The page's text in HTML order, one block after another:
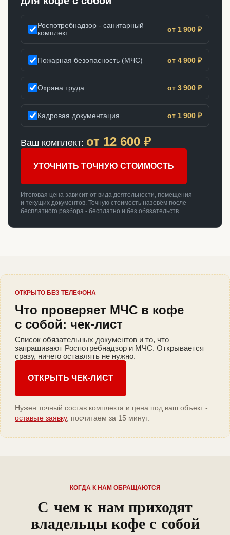
Роспотребнадзор - санитарный
комплект
от 1 900 ₽
Пожарная безопасность (МЧС) от 4 900 ₽
Охрана труда от 3 900 ₽
Кадровая документация от 1 900 ₽
Ваш комплект: от 12 600 ₽
УТОЧНИТЬ ТОЧНУЮ СТОИМОСТЬ
Итоговая цена зависит от вида деятельности, помещения
и текущих документов. Точную стоимость назовём после
бесплатного разбора - бесплатно и без обязательств.
ОТКРЫТО БЕЗ ТЕЛЕФОНА
Что проверяет МЧС в кофе
с собой: чек-лист
Список обязательных документов и то, что
запрашивают Роспотребнадзор и МЧС. Открывается
сразу, ничего оставлять не нужно.
ОТКРЫТЬ ЧЕК-ЛИСТ
Нужен точный состав комплекта и цена под ваш объект -
оставьте заявку, посчитаем за 15 минут.
КОГДА К НАМ ОБРАЩАЮТСЯ
С чем к нам приходят
владельцы кофе с собой